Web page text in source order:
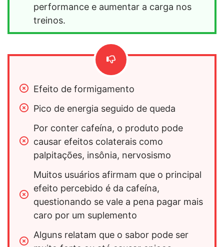
performance e aumentar a carga nos
treinos.
Efeito de formigamento
Pico de energia seguido de queda
Por conter cafeína, o produto pode
causar efeitos colaterais como
palpitações, insônia, nervosismo
Muitos usuários afirmam que o principal
efeito percebido é da cafeína,
questionando se vale a pena pagar mais
caro por um suplemento
Alguns relatam que o sabor pode ser